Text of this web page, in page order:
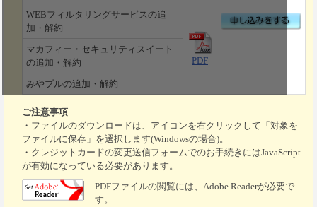
WEBフィルタリングサービスの追
加・解約
PDF
マカフィー・セキュリティスイート
の追加・解約
みやブルの追加・解約
ご注意事項
・ファイルのダウンロードは、アイコンを右クリックして「対象を
ファイルに保存」を選択します(Windowsの場合)。
・クレジットカードの変更送信フォームでのお手続きにはJavaScript
が有効になっている必要があります。
PDFファイルの閲覧には、Adobe Readerが必要で
す。